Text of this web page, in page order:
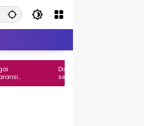
Disdik Sulsel: Jonathan Masih
sebagai Siswa SCMP dan Masuk
Pemanggilan MPLS